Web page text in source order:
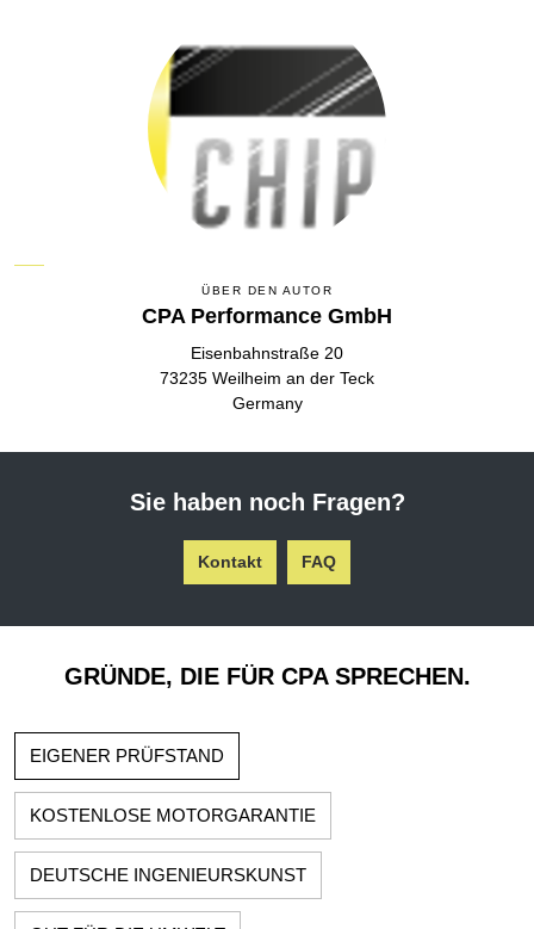
ÜBER DEN AUTOR
CPA Performance GmbH
Eisenbahnstraße 20
73235 Weilheim an der Teck
Germany
Sie haben noch Fragen?
Kontakt FAQ
GRÜNDE, DIE FÜR CPA SPRECHEN.
EIGENER PRÜFSTAND
KOSTENLOSE MOTORGARANTIE
DEUTSCHE INGENIEURSKUNST